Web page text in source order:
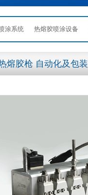
涂系统 热熔胶喷涂设备
熔胶枪 自动化及包装